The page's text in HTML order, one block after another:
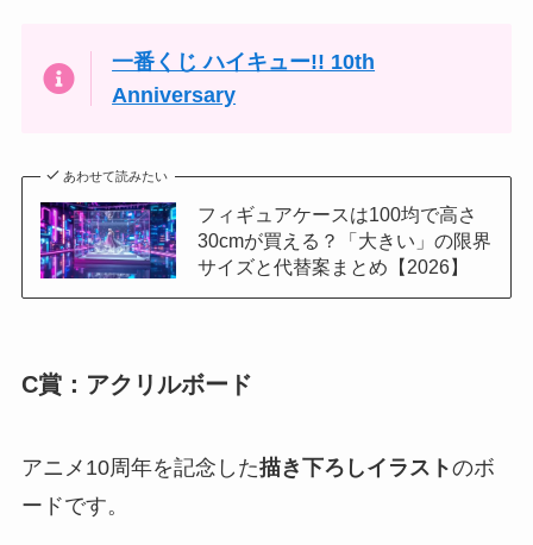
一番くじ ハイキュー!! 10th
Anniversary
あわせて読みたい
フィギュアケースは100均で高さ
30cmが買える？「大きい」の限界
サイズと代替案まとめ【2026】
C賞：アクリルボード
アニメ10周年を記念した描き下ろしイラストのボ
ードです。